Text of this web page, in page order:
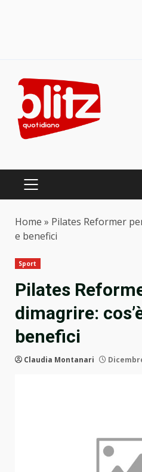
content
PRIMARY
Home » Pilates Reformer
e benefici
Sport
Pilates
dimagrire:
benefici
Claudia Montanari